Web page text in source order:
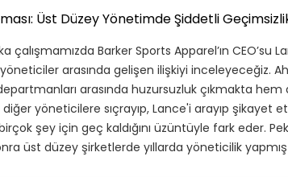
Üst Düzey Yönetimde Şiddetli
çalışmamızda Barker Sports Apparel’ın
arasında gelişen ilişkiyi inceleyeceğiz.
arasında huzursuzluk çıkmakta
yöneticilere sıçrayıp, Lance'i arayıp şikayet
şey için geç kaldığını üzüntüyle fark eder.
üst düzey şirketlerde yıllarda yöneticilik